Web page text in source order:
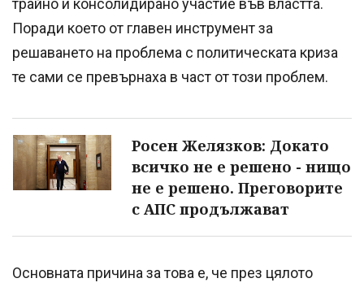
Поради което от главен инструмент за
решаването на проблема с политическата криза
те сами се превърнаха в част от този проблем.
Росен Желязков: Докато
всичко не е решено - нищо
не е решено. Преговорите
с АПС продължават
Основната причина за това е, че през цялото